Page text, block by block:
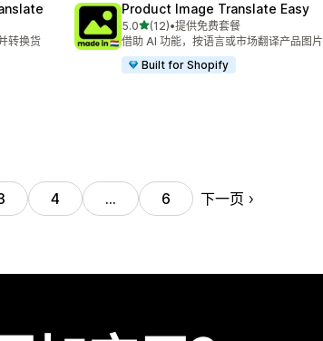
转换货
Product Image Translate Easy
5.0星（满分 5 星）
(12)
总共 12 条评论
•提供免费套餐
借助 AI 功能，按语言或市场翻译产品图片
Built for Shopify
4 … 6 下一页